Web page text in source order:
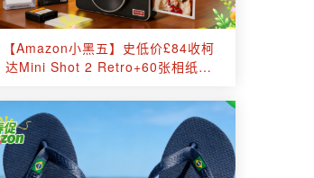
【Amazon小黑五】史低价£84收柯
达Mini Shot 2 Retro+60张相纸📸